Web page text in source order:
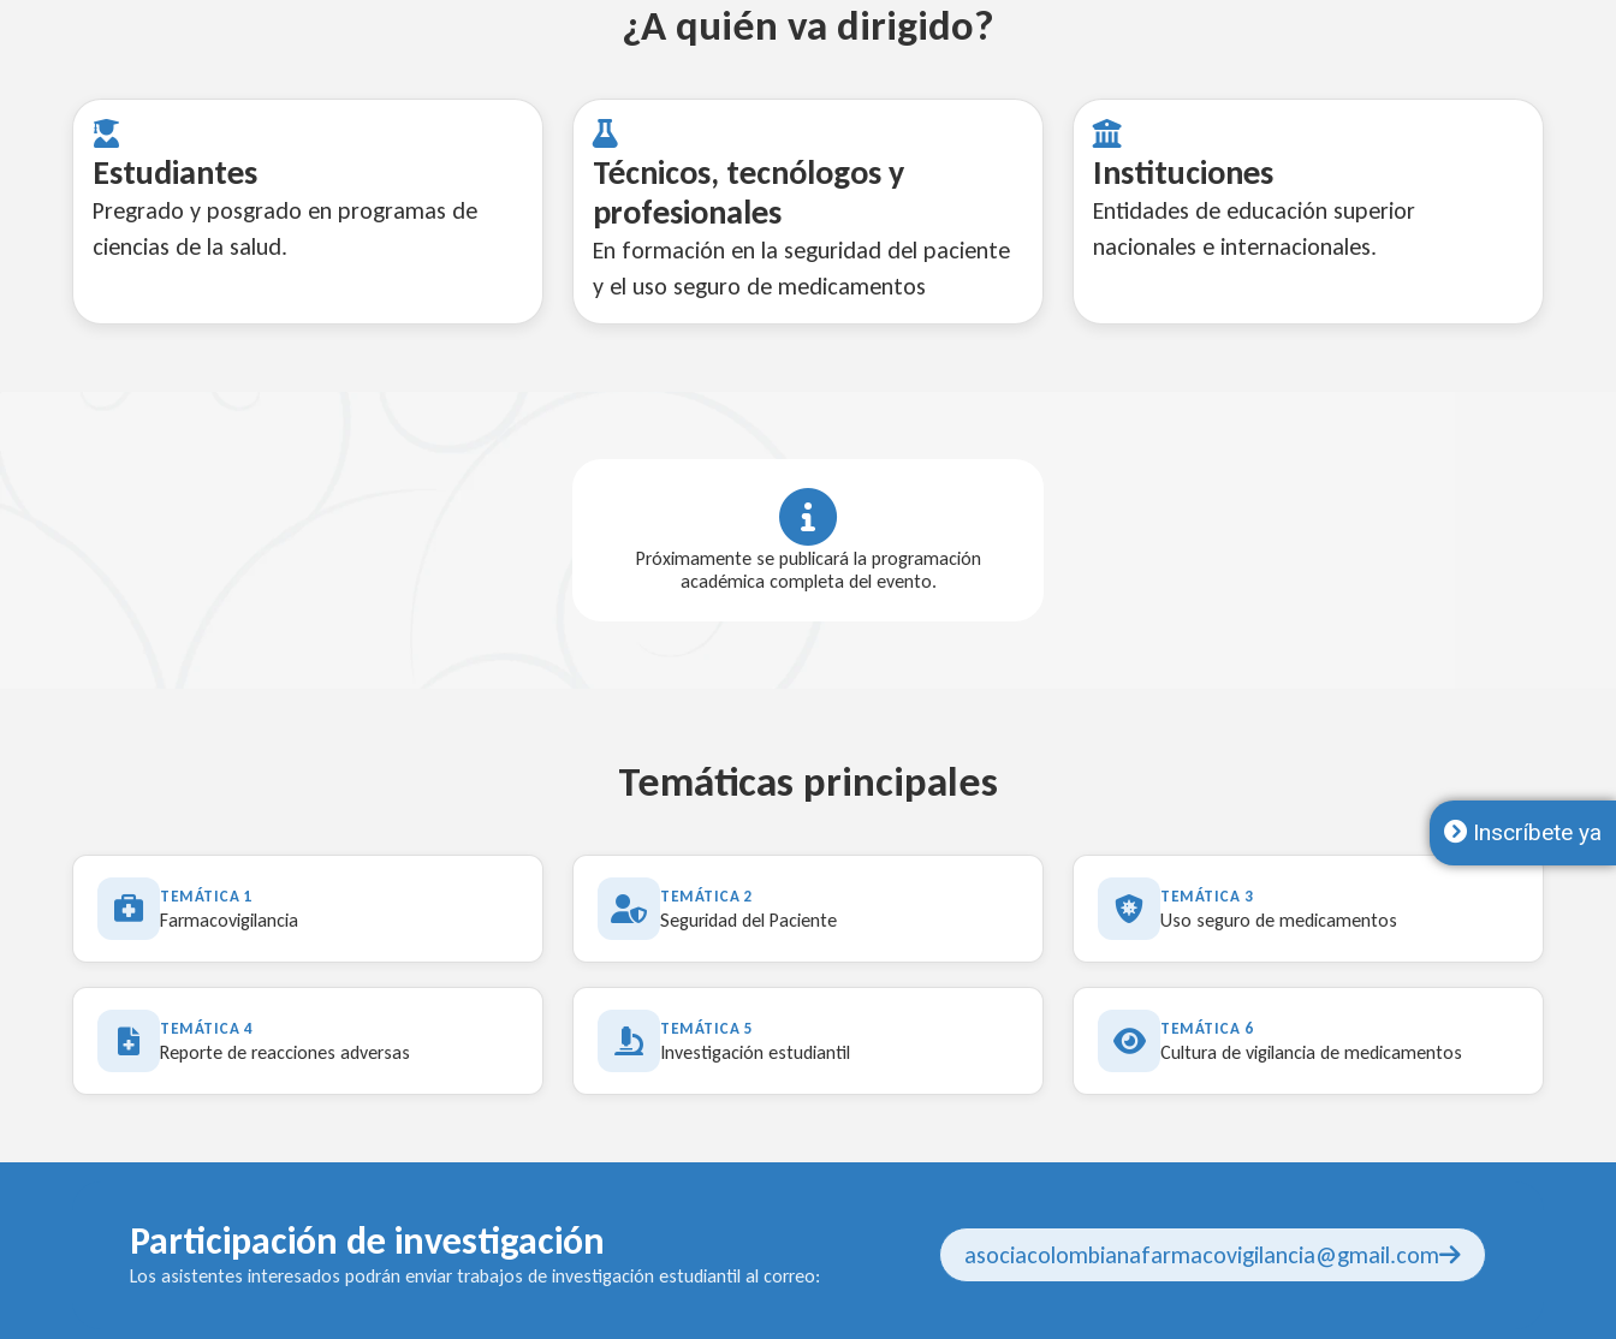
Inscríbete ya
¿A quién va dirigido?
Estudiantes
Pregrado y posgrado en programas de
ciencias de la salud.
Técnicos, tecnólogos y
profesionales
En formación en la seguridad del paciente
y el uso seguro de medicamentos
Instituciones
Entidades de educación superior
nacionales e internacionales.
Próximamente se publicará la programación
académica completa del evento.
Temáticas principales
TEMÁTICA 1
Farmacovigilancia
TEMÁTICA 2
Seguridad del Paciente
TEMÁTICA 3
Uso seguro de medicamentos
TEMÁTICA 4
Reporte de reacciones adversas
TEMÁTICA 5
Investigación estudiantil
TEMÁTICA 6
Cultura de vigilancia de medicamentos
Participación de investigación
Los asistentes interesados podrán enviar trabajos de investigación estudiantil al correo:
asociacolombianafarmacovigilancia@gmail.com